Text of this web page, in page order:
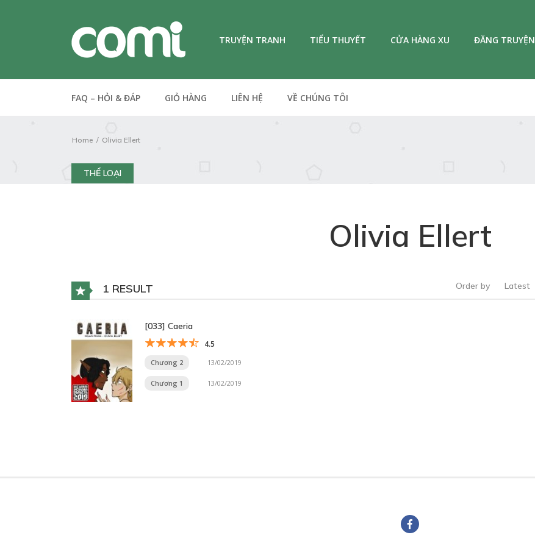
TRUYỆN TRANH TIỂU THUYẾT CỬA HÀNG XU ĐĂNG TRUYỆN
FAQ – HỎI & ĐÁP GIỎ HÀNG LIÊN HỆ VỀ CHÚNG TÔI
Home Olivia Ellert
THỂ LOẠI
Olivia Ellert
1 RESULT Order by Latest
[033] Caeria
4.5
Chương 2 13/02/2019
Chương 1 13/02/2019